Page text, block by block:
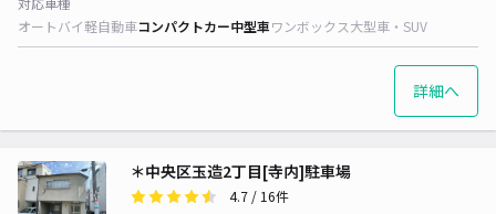
オートバイ軽自動車コンパクトカー中型車ワンボックス大型車・SUV
詳細へ
＊中央区玉造2丁目[寺内]駐車場
4.7 / 16件